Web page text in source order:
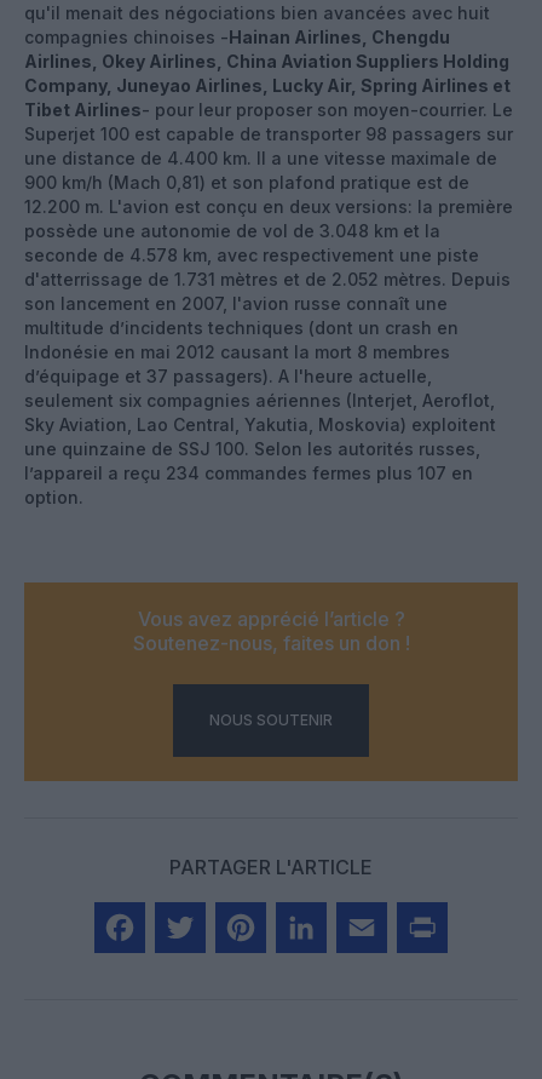
qu'il menait des négociations bien avancées avec huit
compagnies chinoises -Hainan Airlines, Chengdu
Airlines, Okey Airlines, China Aviation Suppliers Holding
Company, Juneyao Airlines, Lucky Air, Spring Airlines et
Tibet Airlines- pour leur proposer son moyen-courrier. Le
Superjet 100 est capable de transporter 98 passagers sur
une distance de 4.400 km. Il a une vitesse maximale de
900 km/h (Mach 0,81) et son plafond pratique est de
12.200 m. L'avion est conçu en deux versions: la première
possède une autonomie de vol de 3.048 km et la
seconde de 4.578 km, avec respectivement une piste
d'atterrissage de 1.731 mètres et de 2.052 mètres. Depuis
son lancement en 2007, l'avion russe connaît une
multitude d’incidents techniques (dont un crash en
Indonésie en mai 2012 causant la mort 8 membres
d’équipage et 37 passagers). A l'heure actuelle,
seulement six compagnies aériennes (Interjet, Aeroflot,
Sky Aviation, Lao Central, Yakutia, Moskovia) exploitent
une quinzaine de SSJ 100. Selon les autorités russes,
l’appareil a reçu 234 commandes fermes plus 107 en
option.
Vous avez apprécié l’article ?
Soutenez-nous, faites un don !
NOUS SOUTENIR
PARTAGER L'ARTICLE